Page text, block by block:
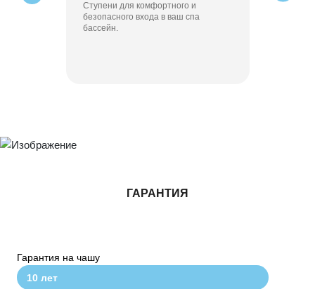
Ступени для комфортного и
безопасного входа в ваш спа
бассейн.
ГАРАНТИЯ
Гарантия на чашу
10 лет